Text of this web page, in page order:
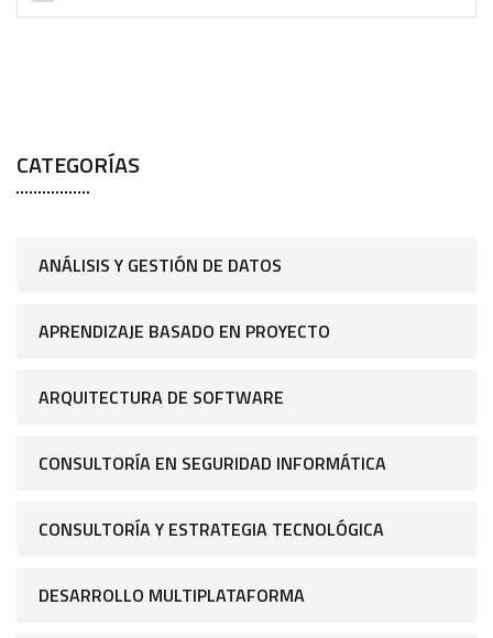
CATEGORÍAS
ANÁLISIS Y GESTIÓN DE DATOS
APRENDIZAJE BASADO EN PROYECTO
ARQUITECTURA DE SOFTWARE
CONSULTORÍA EN SEGURIDAD INFORMÁTICA
CONSULTORÍA Y ESTRATEGIA TECNOLÓGICA
DESARROLLO MULTIPLATAFORMA